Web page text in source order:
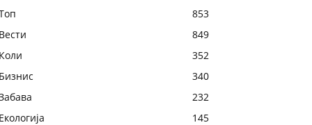
853
Вести
849
Коли
352
Бизнис
340
232
Екологија
145